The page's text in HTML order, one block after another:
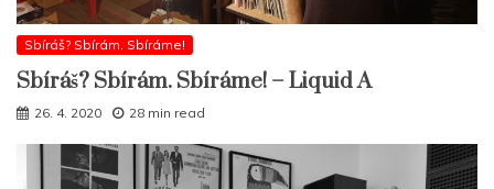
Sbíráš? Sbírám. Sbíráme!
Sbíráš? Sbírám. Sbíráme! – Liquid A
26. 4. 2020 28 min read